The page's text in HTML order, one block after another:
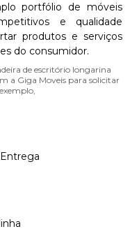
portfólio de móveis
e qualidade
produtos e serviços
do consumidor.
de escritório longarina
a Giga Moveis para solicitar
Entrega